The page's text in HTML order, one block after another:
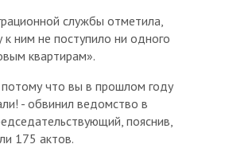
службы отметила,
к ним не поступило ни одного
квартирам».
потому что вы в прошлом году
- обвинил ведомство в
пояснив,
175 актов.